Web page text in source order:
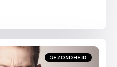
GEZONDHEID